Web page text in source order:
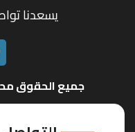
يسعدنا
جميع الحقوق